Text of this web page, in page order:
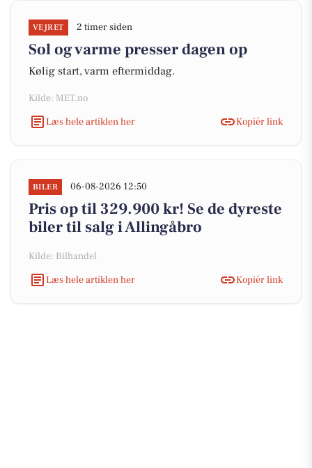
VEJRET 2 timer siden
Sol og varme presser dagen op
Kølig start, varm eftermiddag.
Kilde: MET.no
Læs hele artiklen her
Kopiér link
BILER 06-08-2026 12:50
Pris op til 329.900 kr! Se de dyreste
biler til salg i Allingåbro
Kilde: Bilhandel
Læs hele artiklen her
Kopiér link